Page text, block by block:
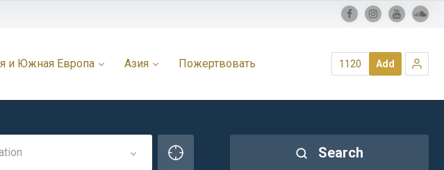
и Южная Европа Азия Пожертвовать 1120 Add
Search